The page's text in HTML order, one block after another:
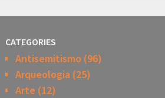
CATEGORIES
Antisemitismo (96)
Arqueologia(25)
Arte (12)